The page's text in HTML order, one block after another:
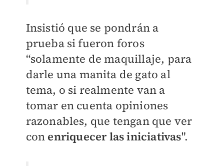
Insistió que se pondrán a
prueba si fueron foros
“solamente de maquillaje, para
darle una manita de gato al
tema, o si realmente van a
tomar en cuenta opiniones
razonables, que tengan que ver
con enriquecer las iniciativas".